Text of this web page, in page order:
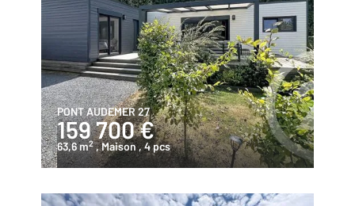
PONT AUDEMER 27
159 700 €
63,6 m2 , Maison , 4 pcs